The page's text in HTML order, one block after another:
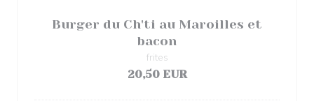
Burger du Ch'ti au Maroilles et
bacon
frites
20,50 EUR